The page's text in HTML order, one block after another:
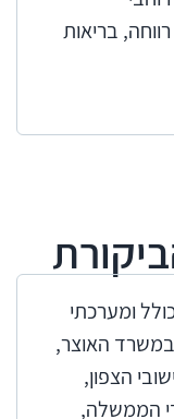
בריאות
ומערכתי
במשרד האוצר,
הצפון,
הממשלה,